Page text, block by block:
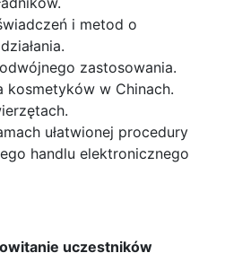
i metod o
zastosowania.
kosmetyków w Chinach.
ułatwionej procedury
handlu elektronicznego
uczestników